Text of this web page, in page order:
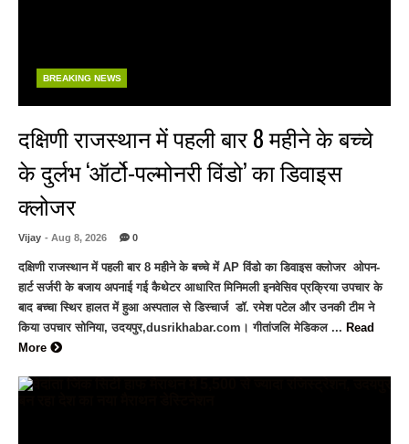
BREAKING NEWS
दक्षिणी राजस्थान में पहली बार 8 महीने के बच्चे
के दुर्लभ ‘ऑर्टो-पल्मोनरी विंडो’ का डिवाइस
क्लोजर
Vijay - Aug 8, 2026 0
दक्षिणी राजस्थान में पहली बार 8 महीने के बच्चे में AP विंडो का डिवाइस क्लोजर ओपन-
हार्ट सर्जरी के बजाय अपनाई गई कैथेटर आधारित मिनिमली इनवेसिव प्रक्रिया उपचार के
बाद बच्चा स्थिर हालत में हुआ अस्पताल से डिस्चार्ज डॉ. रमेश पटेल और उनकी टीम ने
किया उपचार सोनिया, उदयपुर,dusrikhabar.com। गीतांजलि मेडिकल ... Read
More